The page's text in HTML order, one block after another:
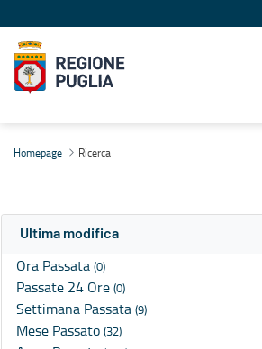
Homepage Ricerca
Ultima modifica
Ora Passata (0)
Passate 24 Ore (0)
Settimana Passata (9)
Mese Passato (32)